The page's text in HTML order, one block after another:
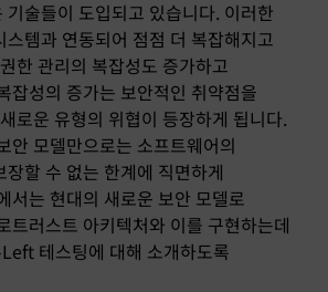
기술들이 도입되고 있습니다. 이러한
스템과 연동되어 점점 더 복잡해지고
한 관리의 복잡성도 증가하고
잡성의 증가는 보안적인 취약점을
로운 유형의 위협이 등장하게 됩니다.
안 모델만으로는 소프트웨어의
할 수 없는 한계에 직면하게
서는 현대의 새로운 보안 모델로
트러스트 아키텍처와 이를 구현하는데
테스팅에 대해 소개하도록